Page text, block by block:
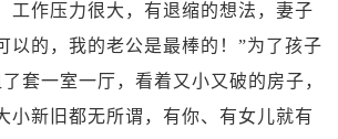
工作压力很大，有退缩的想法，妻子
以的，我的老公是最棒的！”为了孩子
了套一室一厅，看着又小又破的房子，
小新旧都无所谓，有你、有女儿就有